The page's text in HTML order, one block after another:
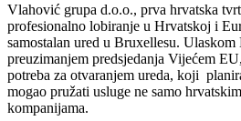
Vlahović grupa d.o.o., prva hrvatska
profesionalno lobiranje u Hrvatskoj i
samostalan ured u Bruxellesu.
preuzimanjem predsjedanja Vijećem
potreba za otvaranjem ureda, koji
mogao pružati usluge ne samo
kompanijama.